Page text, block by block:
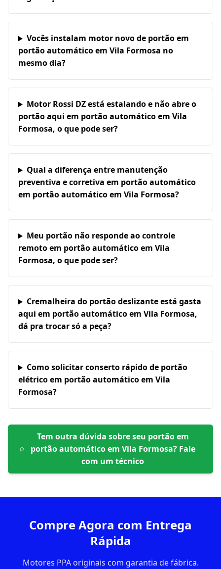
Vocês instalam motor novo de portão em
portão automático em Vila Formosa no
mesmo dia?
Motor Rossi DZ está estalando e não abre o
portão aqui em portão automático em Vila
Formosa, o que pode ser?
Qual a diferença entre manutenção
preventiva e corretiva em portão automático
em portão automático em Vila Formosa?
Meu portão não responde ao controle
remoto em portão automático em Vila
Formosa, o que pode ser?
Cremalheira do portão deslizante está gasta
aqui em portão automático em Vila Formosa,
dá pra trocar só a peça?
Como solicitar conserto rápido de portão
elétrico em portão automático em Vila
Formosa?
Tem outra dúvida sobre seu portão em
portão automático em Vila Formosa? Fale
com um técnico
Compre Agora com Entrega
Rápida
Motores PPA originais com garantia de fábrica.